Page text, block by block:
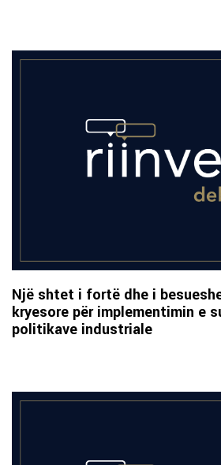
Një shtet i fortë dhe i
kryesore për implementimin e
politikave industriale